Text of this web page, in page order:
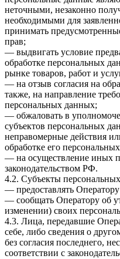
неточными, незаконно
необходимыми для
принимать
прав;
— выдвигать условие
обработке персональных
рынке товаров, работ и
— на отзыв согласия на
также, на направление
персональных данных;
— обжаловать в
субъектов персональных
неправомерные действия
обработке его
— на осуществление иных
законодательством РФ.
4.2. Субъекты
— предоставлять
— сообщать Оператору об
изменении) своих
4.3. Лица, передавшие
себе, либо сведения о
без согласия последнего,
соответствии с